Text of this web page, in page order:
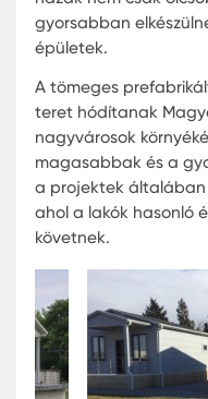
A magyar piacon
általában
építésű házaké.
megfizethető
értékesítésére,
és modern
házak nem csak
gyorsabban
épületek.